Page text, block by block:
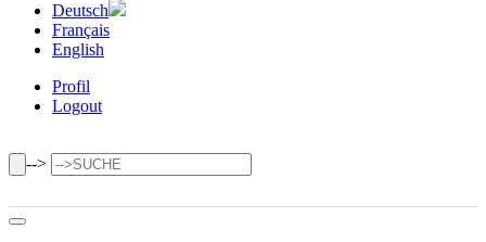
Deutsch
Français
English
Profil
Logout
-->